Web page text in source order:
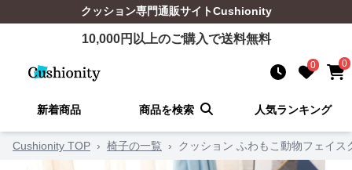
クッション専門通販サイトCushionity
10,000円以上のご購入で送料無料
0 0
新着商品 商品を検索 人気ランキング
Cushionity TOP › 椅子の一覧 › クッション ふわもこ動物フェイス